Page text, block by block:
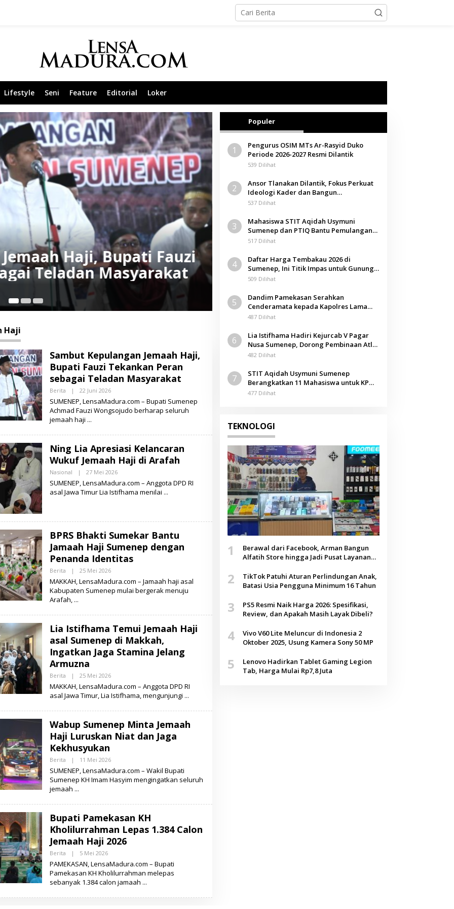
Lifestyle Seni Feature Editorial Loker
Wukuf Jemaah
Berita
BPRS Bhakti Sumekar Bantu
Sumenep dengan Penanda
Haji
Sambut Kepulangan Jemaah Haji,
Bupati Fauzi Tekankan Peran
sebagai Teladan Masyarakat
Berita | 22 Juni 2026O
E
H
A
M
A
U
R
A
SUMENEP, LensaMadura.com – Bupati Sumenep
Achmad Fauzi Wongsojudo berharap seluruh
jemaah haji
Ning Lia Apresiasi Kelancaran
Wukuf Jemaah Haji di Arafah
Nasional | 27 Mei 2026O
E
H
S
M
D
U
R
SUMENEP, LensaMadura.com – Anggota DPD RI
asal Jawa Timur Lia Istifhama menilai
BPRS Bhakti Sumekar Bantu
Jamaah Haji Sumenep dengan
Penanda Identitas
Berita | 25 Mei 2026O
L
E
H
A
M
A
U
MAKKAH, LensaMadura.com – Jamaah haji asal
Kabupaten Sumenep mulai bergerak menuju
Arafah,
Lia Istifhama Temui Jemaah Haji
asal Sumenep di Makkah,
Ingatkan Jaga Stamina Jelang
Armuzna
Berita | 25 Mei 2026O
L
E
H
E
S
M
U
A
MAKKAH, LensaMadura.com – Anggota DPD RI
asal Jawa Timur, Lia Istifhama, mengunjungi
Wabup Sumenep Minta Jemaah
Haji Luruskan Niat dan Jaga
Kekhusyukan
Berita | 11 Mei 2026O
E
H
A
M
A
D
U
SUMENEP, LensaMadura.com – Wakil Bupati
Sumenep KH Imam Hasyim mengingatkan seluruh
jemaah
Bupati Pamekasan KH
Kholilurrahman Lepas 1.384 Calon
Jemaah Haji 2026
Berita | 5 Mei 2026O
E
H
L
PAMEKASAN, LensaMadura.com – Bupati
Pamekasan KH Kholilurrahman melepas
sebanyak 1.384 calon jamaah
Populer
1
Pengurus OSIM MTs Ar-Rasyid Duko
Periode 2026-2027 Resmi Dilantik
539 Dilihat
2
Ansor Tlanakan Dilantik, Fokus Perkuat
Ideologi Kader dan Bangun
Kemandirian Ekonomi
537 Dilihat
3
Mahasiswa STIT Aqidah Usymuni
Sumenep dan PTIQ Bantu Pemulangan
Jenazah WNI Asal Aceh di Malaysia
517 Dilihat
4
Daftar Harga Tembakau 2026 di
Sumenep, Ini Titik Impas untuk Gunung,
Tegal, dan Sawah
509 Dilihat
5
Dandim Pamekasan Serahkan
Cenderamata kepada Kapolres Lama
pada Acara Kenal Pamit
487 Dilihat
6
Lia Istifhama Hadiri Kejurcab V Pagar
Nusa Sumenep, Dorong Pembinaan Atlet
Berkarakter
482 Dilihat
7
STIT Aqidah Usymuni Sumenep
Berangkatkan 11 Mahasiswa untuk KPM
Internasional di Malaysia
477 Dilihat
TEKNOLOGI
1
Berawal dari Facebook, Arman Bangun
Alfatih Store hingga Jadi Pusat Layanan
2
TikTok Patuhi Aturan Perlindungan Anak,
Batasi Usia Pengguna Minimum 16 Tahun
3
PS5 Resmi Naik Harga 2026: Spesifikasi,
Review, dan Apakah Masih Layak Dibeli?
4
Vivo V60 Lite Meluncur di Indonesia 2
Oktober 2025, Usung Kamera Sony 50 MP
5
Lenovo Hadirkan Tablet Gaming Legion
Tab, Harga Mulai Rp7,8 Juta